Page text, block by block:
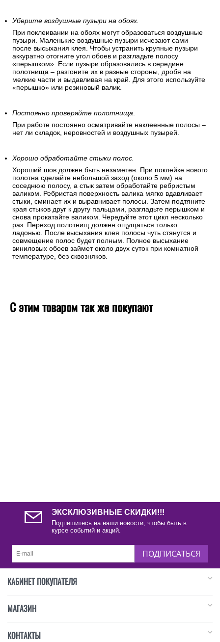
Уберите воздушные пузыри на обоях.
При поклеивании на обоях могут образоваться воздушные
пузыри. Маленькие воздушные пузыри исчезают сами
после высыхания клея. Чтобы устранить крупные пузыри
аккуратно отогните угол обоев и разгладьте полосу
«перышком». Если пузыри образовались в середине
полотнища – разгоните их в разные стороны, дробя на
мелкие части и выдавливая на край. Для этого используйте
«перышко» или резиновый валик.
Постоянно проверяйте полотнища.
При работе постоянно осматривайте наклеенные полосы –
нет ли складок, неровностей и воздушных пузырей.
Хорошо обработайте стыки полос.
Хороший шов должен быть незаметен. При поклейке нового
полотна сделайте небольшой заход (около 5 мм) на
соседнюю полосу, а стык затем обработайте ребристым
валиком. Ребристая поверхность валика мягко вдавливает
стыки, сминает их и выравнивает полосы. Затем подтяните
края стыков друг к другу пальцами, разгладьте перышком и
снова прокатайте валиком. Чередуйте этот цикл несколько
раз. Переход полотнищ должен ощущаться только
ладонью. После высыхания клея полосы чуть стянутся и
совмещение полос будет полным. Полное высыхание
виниловых обоев займет около двух суток при комнатной
температуре, без сквозняков.
С этим товаром так же покупают
ЭКСКЛЮЗИВНЫЕ СКИДКИ!!!
Подпишитесь на наши новости, чтобы быть в
курсе событий и акций.
ПОДПИСАТЬСЯ
КАБИНЕТ ПОКУПАТЕЛЯ
МАГАЗИН
КОНТАКТЫ